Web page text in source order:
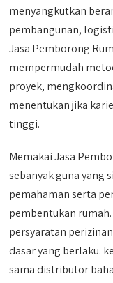
menyangkutkan
pembangunan,
Jasa Pemborong
mempermudah
proyek,
menentukan jika
tinggi.
Memakai Jasa
sebanyak guna yang
pemahaman serta
pembentukan
persyaratan
dasar yang berlaku.
sama distributor